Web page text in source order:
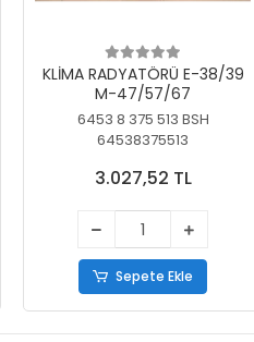
KLİMA RADYATÖRÜ E-38/39
M-47/57/67
6453 8 375 513 BSH
64538375513
3.027,52 TL
Sepete Ekle